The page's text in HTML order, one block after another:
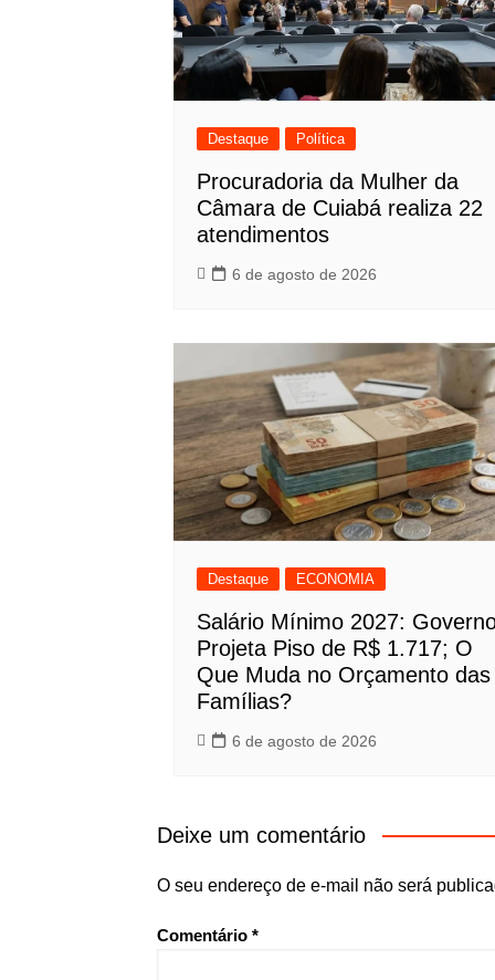
Destaque Política
Procuradoria da Mulher da
Câmara de Cuiabá realiza 22
atendimentos
6 de agosto de 2026
Destaque ECONOMIA
Salário Mínimo 2027:
Projeta Piso de R$ 1.717; O
Que Muda no Orçamento das
Famílias?
6 de agosto de 2026
Deixe um comentário
O seu endereço de e-mail não será
Comentário *